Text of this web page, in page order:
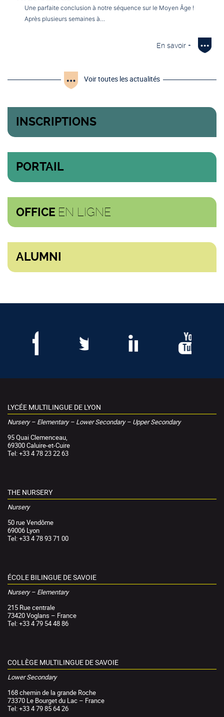
Une parfaite conclusion à notre séquence sur le Moyen Âge !
Après plusieurs semaines à…
En savoir +
Voir toutes les actualités
INSCRIPTIONS
PORTAIL
OFFICE EN LIGNE
ALUMNI
LYCÉE MULTILINGUE DE LYON
Nursery – Elementary – Lower Secondary – Upper Secondary
95 Quai Clemenceau,
69300 Caluire-et-Cuire
Tel: +33 4 78 23 22 63
THE NURSERY
Nursery
50 rue Vendôme
69006 Lyon
Tel: +33 4 78 93 71 00
ÉCOLE BILINGUE DE SAVOIE
Nursery – Elementary
215 Rue centrale
73420 Voglans – France
Tel: +33 4 79 54 48 86
COLLÈGE MULTILINGUE DE SAVOIE
Lower Secondary
168 chemin de la grande Roche
73370 Le Bourget du Lac – France
Tel: +33 4 79 85 64 26